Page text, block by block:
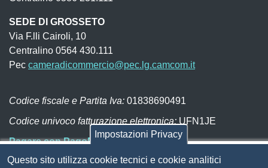
SEDE DI GROSSETO
Via F.lli Cairoli, 10
Centralino 0564 430.111
Pec cameradicommercio@pec.lg.camcom.it
Codice fiscale e Partita Iva: 01838690491
Codice univoco fatturazione elettronica: UFN1JE
Pagare con PagoPA
Impostazioni Privacy
Questo sito utilizza cookie tecnici e cookie analitici